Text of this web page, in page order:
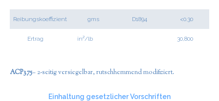
Reibungskoeffizient gms D1894 <0.30
Ertrag in²/lb 30,800
ACP375– 2-seitig versiegelbar, rutschhemmend modifiziert.
Einhaltung gesetzlicher Vorschriften